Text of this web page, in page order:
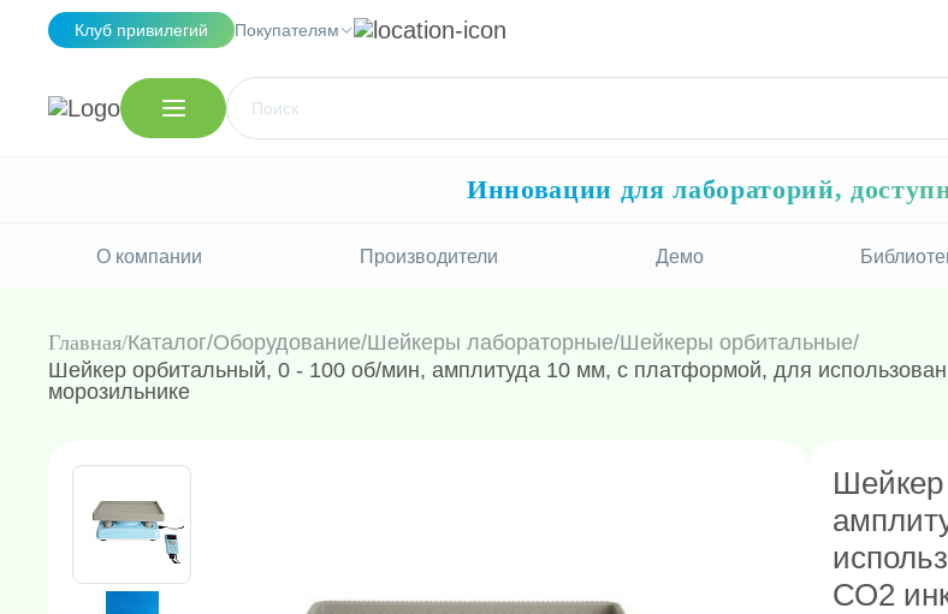
Клуб привилегий Покупателям
Инновации для лабораторий,
О компании Производители Демо
Главная Каталог/Оборудование/Шейкеры лабораторные/Шейкеры орбитальные/
Шейкер орбитальный, 0 - 100 об/мин, амплитуда 10 мм, с платформой, для
морозильнике
СО2